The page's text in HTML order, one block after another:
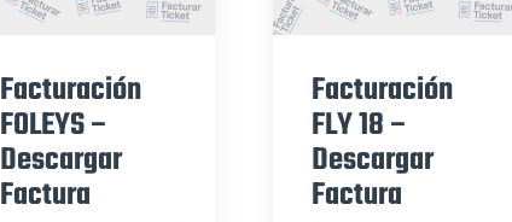
Facturación
FOLEYS –
Descargar
Factura
Facturación
FLY 18 –
Descargar
Factura